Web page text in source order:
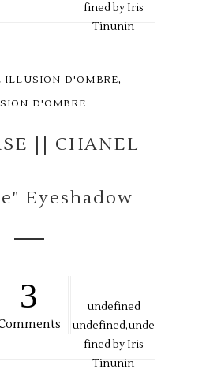
fined byIris
Tinunin
ILLUSION D'OMBRE,
D'OMBRE
|| CHANEL
Eyeshadow
3
undefined
undefined,unde
fined byIris
Tinunin